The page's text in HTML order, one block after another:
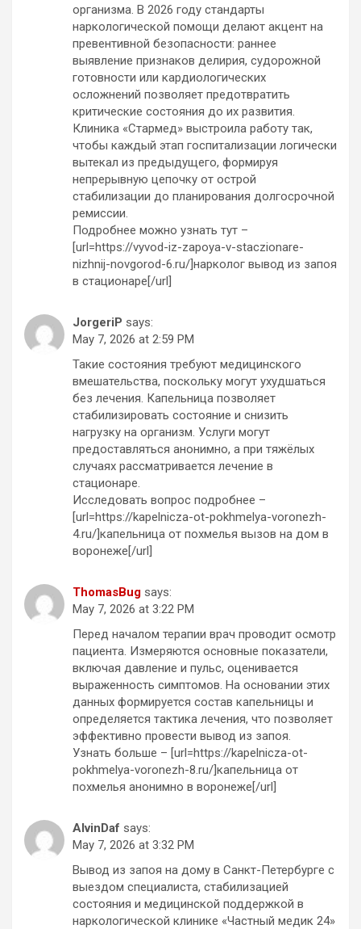
организма. В 2026 году стандарты
наркологической помощи делают акцент на
превентивной безопасности: раннее
выявление признаков делирия, судорожной
готовности или кардиологических
осложнений позволяет предотвратить
критические состояния до их развития.
Клиника «Стармед» выстроила работу так,
чтобы каждый этап госпитализации логически
вытекал из предыдущего, формируя
непрерывную цепочку от острой
стабилизации до планирования долгосрочной
ремиссии.
Подробнее можно узнать тут –
[url=https://vyvod-iz-zapoya-v-staczionare-
nizhnij-novgorod-6.ru/]нарколог вывод из запоя
в стационаре[/url]
JorgeriP says:
May 7, 2026 at 2:59 PM
Такие состояния требуют медицинского
вмешательства, поскольку могут ухудшаться
без лечения. Капельница позволяет
стабилизировать состояние и снизить
нагрузку на организм. Услуги могут
предоставляться анонимно, а при тяжёлых
случаях рассматривается лечение в
стационаре.
Исследовать вопрос подробнее –
[url=https://kapelnicza-ot-pokhmelya-voronezh-
4.ru/]капельница от похмелья вызов на дом в
воронеже[/url]
ThomasBug says:
May 7, 2026 at 3:22 PM
Перед началом терапии врач проводит осмотр
пациента. Измеряются основные показатели,
включая давление и пульс, оценивается
выраженность симптомов. На основании этих
данных формируется состав капельницы и
определяется тактика лечения, что позволяет
эффективно провести вывод из запоя.
Узнать больше – [url=https://kapelnicza-ot-
pokhmelya-voronezh-8.ru/]капельница от
похмелья анонимно в воронеже[/url]
AlvinDaf says:
May 7, 2026 at 3:32 PM
Вывод из запоя на дому в Санкт-Петербурге с
выездом специалиста, стабилизацией
состояния и медицинской поддержкой в
наркологической клинике «Частный медик 24»